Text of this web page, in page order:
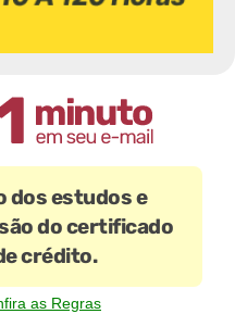
dos estudos e
do certificado
crédito.
as Regras